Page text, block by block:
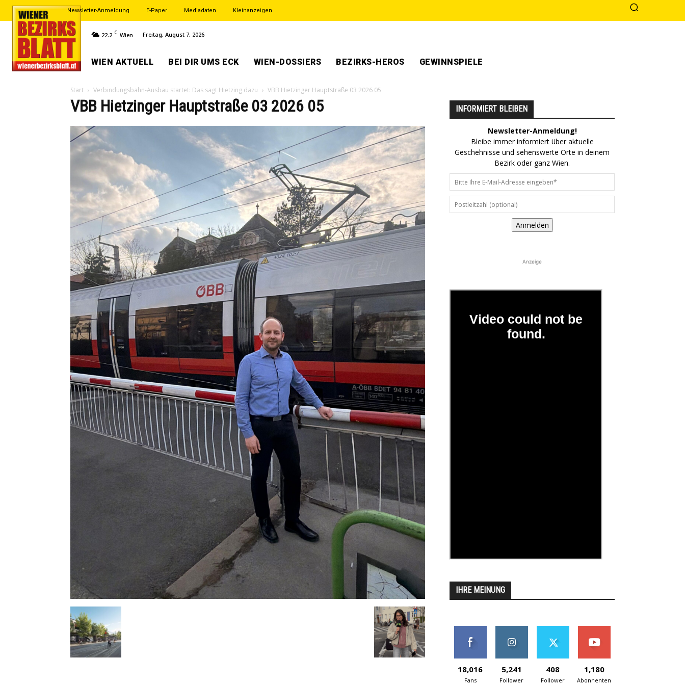
Newsletter-Anmeldung E-Paper Mediadaten Kleinanzeigen
22.2 C Wien Freitag, August 7, 2026
WIEN AKTUELL BEI DIR UMS ECK WIEN-DOSSIERS BEZIRKS-HEROS GEWINNSPIELE
Start Verbindungsbahn-Ausbau startet: Das sagt Hietzing dazu VBB Hietzinger Hauptstraße 03 2026 05
VBB Hietzinger Hauptstraße 03 2026 05 INFORMIERT BLEIBEN
Newsletter-Anmeldung!
Bleibe immer informiert über aktuelle
Geschehnisse und sehenswerte Orte in deinem
Bezirk oder ganz Wien.
Anmelden
Anzeige
IHRE MEINUNG
18,016
Fans
5,241
Follower
408
Follower
1,180
Abonnenten